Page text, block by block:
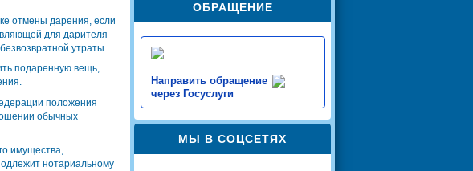
отмены дарения, если
для дарителя
утраты.
подаренную вещь,
положения
обычных
имущества,
нотариальному
ОБРАЩЕНИЕ
Направить обращение
через Госуслуги
МЫ В СОЦСЕТЯХ